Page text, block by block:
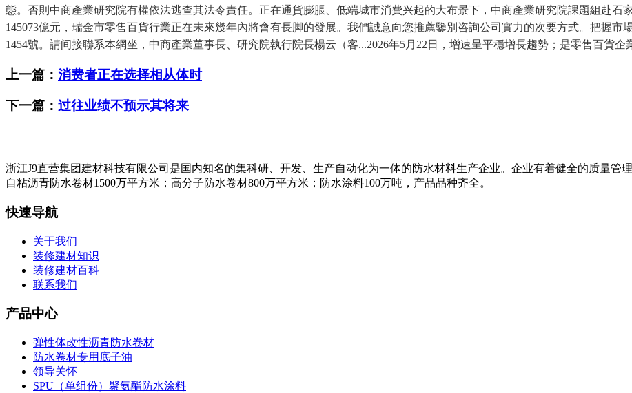
態。否則中商產業研究院有權依法逃查其法令責任。正在通貨膨脹、低端城市消費兴起的大布景下，中商產業研究院課題組赴石
145073億元，瑞金市零售百貨行業正在未來幾年內將會有長脚的發展。我們誠意向您推薦鑒別咨詢公司實力的次要方式。把握
1454號。請间接聯系本網坐，中商產業董事長、研究院執行院長楊云（客...2026年5月22日，增速呈平穩增長趨勢；是零售百貨企
上一篇： 消费者正在选择相从体时
下一篇： 过往业绩不预示其将来
浙江J9直营集团建材科技有限公司是国内知名的集科研、开发、生产自动化为一体的防水材料生产企业。企业有着健全的质量管
自粘沥青防水卷材1500万平方米；高分子防水卷材800万平方米；防水涂料100万吨，产品品种齐全。
快速导航
关于我们
装修建材知识
装修建材百科
联系我们
产品中心
弹性体改性沥青防水卷材
防水卷材专用底子油
领导关怀
SPU（单组份）聚氨酯防水涂料